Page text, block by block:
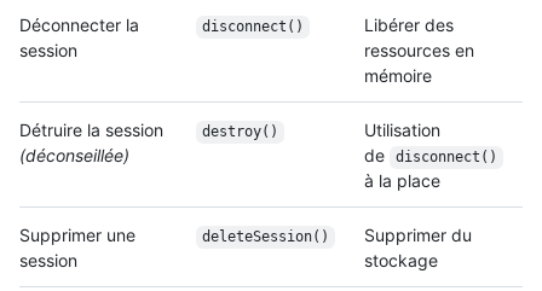
Déconnecter la
session
disconnect()
Libérer des
ressources en
mémoire
Détruire la session
(déconseillée)
destroy()
Utilisation
de
disconnect()
à la place
Supprimer une
session
deleteSession()
Supprimer du
stockage